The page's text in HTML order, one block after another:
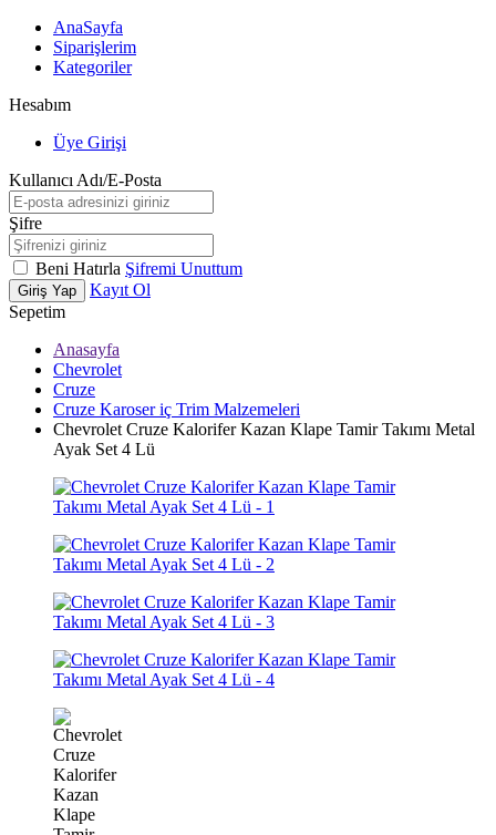
AnaSayfa
Siparişlerim
Kategoriler
Hesabım
Üye Girişi
Kullanıcı Adı/E-Posta
Şifre
Beni Hatırla Şifremi Unuttum
Giriş Yap
Kayıt Ol
Sepetim
Anasayfa
Chevrolet
Cruze
Cruze Karoser iç Trim Malzemeleri
Chevrolet Cruze Kalorifer Kazan Klape Tamir Takımı Metal
Ayak Set 4 Lü